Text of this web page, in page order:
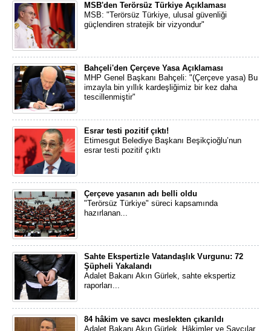
MSB'den Terörsüz Türkiye Açıklaması
MSB: "Terörsüz Türkiye, ulusal güvenliği
güçlendiren stratejik bir vizyondur"
Bahçeli'den Çerçeve Yasa Açıklaması
MHP Genel Başkanı Bahçeli: "(Çerçeve yasa) Bu
imzayla bin yıllık kardeşliğimiz bir kez daha
tescillenmiştir"
Esrar testi pozitif çıktı!
Etimesgut Belediye Başkanı Beşikçioğlu’nun
esrar testi pozitif çıktı
Çerçeve yasanın adı belli oldu
"Terörsüz Türkiye" süreci kapsamında
hazırlanan...
Sahte Ekspertizle Vatandaşlık Vurgunu: 72
Şüpheli Yakalandı
Adalet Bakanı Akın Gürlek, sahte ekspertiz
raporları...
84 hâkim ve savcı meslekten çıkarıldı
Adalet Bakanı Akın Gürlek, Hâkimler ve Savcılar